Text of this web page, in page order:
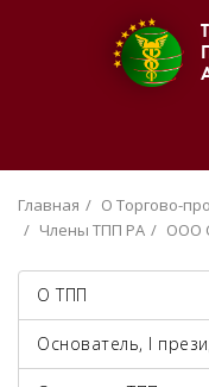
Главная О Торгово-
Члены ТПП РА
ООО
О ТПП
Основатель, I